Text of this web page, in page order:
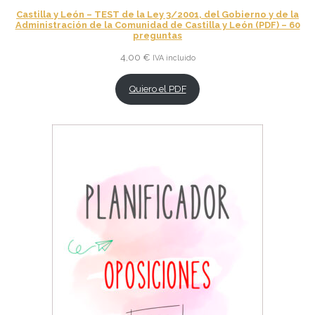
Castilla y León – TEST de la Ley 3/2001, del Gobierno y de la
Administración de la Comunidad de Castilla y León (PDF) – 60
preguntas
4,00 € IVA incluido
Quiero el PDF